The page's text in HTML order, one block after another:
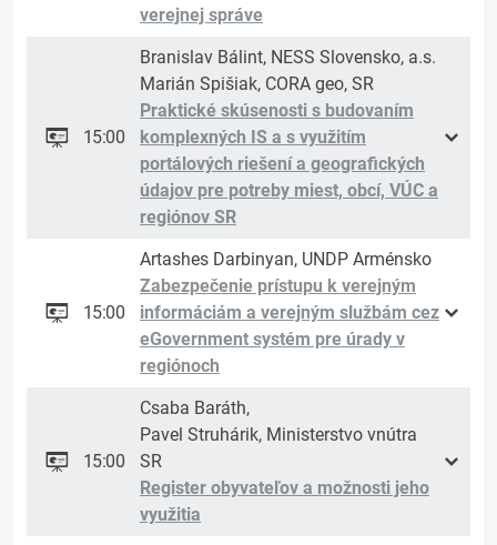
verejnej správe
15:00
Branislav Bálint, NESS Slovensko, a.s.
Marián Spišiak, CORA geo, SR
Praktické skúsenosti s budovaním
komplexných IS a s využitím
portálových riešení a geografických
údajov pre potreby miest, obcí, VÚC a
regiónov SR
15:00
Artashes Darbinyan, UNDP Arménsko
Zabezpečenie prístupu k verejným
informáciám a verejným službám cez
eGovernment systém pre úrady v
regiónoch
15:00
Csaba Baráth,
Pavel Struhárik, Ministerstvo vnútra
SR
Register obyvateľov a možnosti jeho
využitia